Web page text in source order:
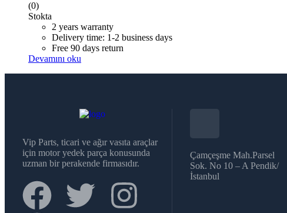
(0)
Stokta
2 years warranty
Delivery time: 1-2 business days
Free 90 days return
Devamını oku
Vip Parts, ticari ve ağır vasıta araçlar
için motor yedek parça konusunda
uzman bir perakende firmasıdır.
Çamçeşme Mah.Parsel
Sok. No 10 – A Pendik/
İstanbul